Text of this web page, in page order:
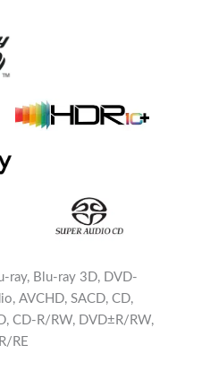
ray, Blu-ray 3D, DVD-
AVCHD, SACD, CD,
CD-R/RW, DVD±R/RW,
RE